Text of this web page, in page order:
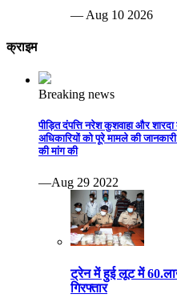
— Aug 10 2026
क्राइम
Breaking news
पीड़ित दंपत्ति नरेश कुशवाहा और
अधिकारियों को पूरे मामले की
की मांग की
—Aug 29 2022
ट्रेन में हुई लूट में
गिरफ्तार